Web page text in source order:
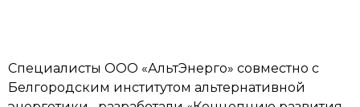
Специалисты ООО «АльтЭнерго» совместно с
Белгородским институтом альтернативной